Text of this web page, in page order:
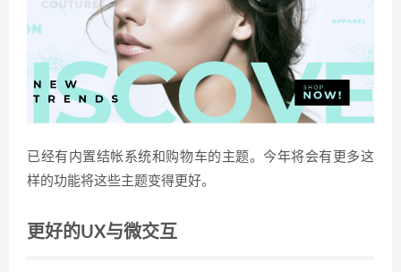
已经有内置结帐系统和购物车的主题。今年将会有更多这
样的功能将这些主题变得更好。
更好的UX与微交互